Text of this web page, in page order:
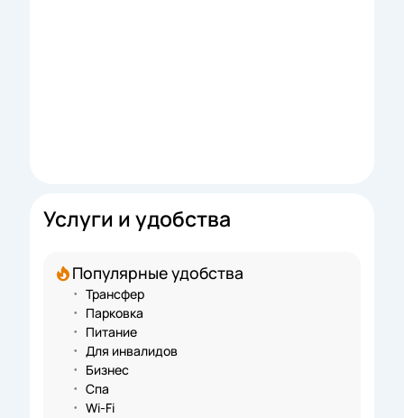
Услуги и удобства
Популярные удобства
Трансфер
Парковка
Питание
Для инвалидов
Бизнес
Спа
Wi-Fi